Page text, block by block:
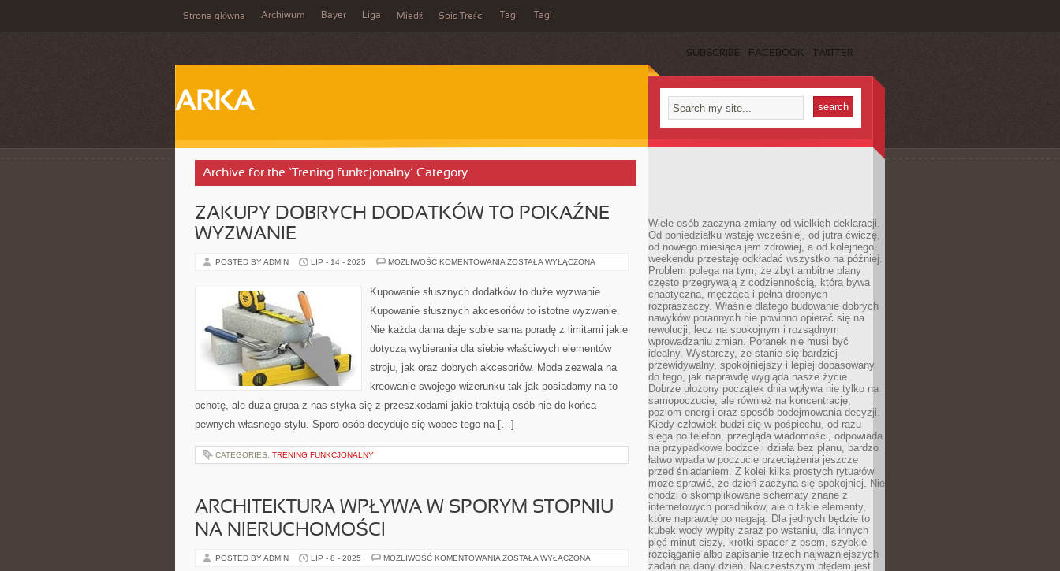
Strona główna Archiwum Bayer Liga Miedź Spis Treści Tagi Tagi
SUBSCRIBE FACEBOOK TWITTER
ARKA
Archive for the ‘Trening funkcjonalny’ Category
ZAKUPY DOBRYCH DODATKÓW TO POKAŹNE
WYZWANIE
POSTED BY ADMIN LIP - 14 - 2025 MOŻLIWOŚĆ KOMENTOWANIA ZAKUPY
TO
POKAŹNE
ZOSTAŁA WYŁĄCZONA
Kupowanie słusznych dodatków to duże wyzwanie
Kupowanie słusznych akcesoriów to istotne wyzwanie.
Nie każda dama daje sobie sama poradę z limitami jakie
dotyczą wybierania dla siebie właściwych elementów
stroju, jak oraz dobrych akcesoriów. Moda zezwala na
kreowanie swojego wizerunku tak jak posiadamy na to
ochotę, ale duża grupa z nas styka się z przeszkodami jakie traktują osób nie do końca
pewnych własnego stylu. Sporo osób decyduje się wobec tego na […]
CATEGORIES: TRENING FUNKCJONALNY
ARCHITEKTURA WPŁYWA W SPORYM STOPNIU
NA NIERUCHOMOŚCI
POSTED BY ADMIN LIP - 8 - 2025 MOŻLIWOŚĆ KOMENTOWANIA ARCHITEKTURA
ZOSTAŁA WYŁĄCZONA
Wiele osób zaczyna zmiany od wielkich deklaracji.
Od poniedziałku wstaję wcześniej, od jutra ćwiczę,
od nowego miesiąca jem zdrowiej, a od kolejnego
weekendu przestaję odkładać wszystko na później.
Problem polega na tym, że zbyt ambitne plany
często przegrywają z codziennością, która bywa
chaotyczna, męcząca i pełna drobnych
rozpraszaczy. Właśnie dlatego budowanie dobrych
nawyków porannych nie powinno opierać się na
rewolucji, lecz na spokojnym i rozsądnym
wprowadzaniu zmian. Poranek nie musi być
idealny. Wystarczy, że stanie się bardziej
przewidywalny, spokojniejszy i lepiej dopasowany
do tego, jak naprawdę wygląda nasze życie.
Dobrze ułożony początek dnia wpływa nie tylko na
samopoczucie, ale również na koncentrację,
poziom energii oraz sposób podejmowania decyzji.
Kiedy człowiek budzi się w pośpiechu, od razu
sięga po telefon, przegląda wiadomości, odpowiada
na przypadkowe bodźce i działa bez planu, bardzo
łatwo wpada w poczucie przeciążenia jeszcze
przed śniadaniem. Z kolei kilka prostych rytuałów
może sprawić, że dzień zaczyna się spokojniej. Nie
chodzi o skomplikowane schematy znane z
internetowych poradników, ale o takie elementy,
które naprawdę pomagają. Dla jednych będzie to
kubek wody wypity zaraz po wstaniu, dla innych
pięć minut ciszy, krótki spacer z psem, szybkie
rozciąganie albo zapisanie trzech najważniejszych
zadań na dany dzień. Najczęstszym błędem jest